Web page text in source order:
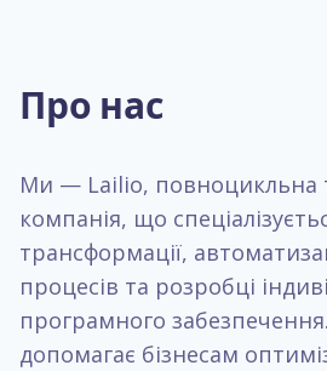
Про нас
Ми — Lailio, повноцикльна
компанія, що
трансформації,
процесів та розробці
програмного
допомагає бізнесам